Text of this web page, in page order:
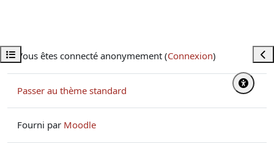
Ouvrir l’index du cours
Vous êtes connecté anonymement (Connexion)
Passer au thème standard
Fourni par Moodle